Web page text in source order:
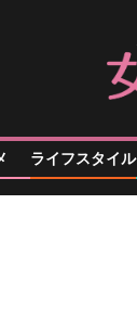
ライフスタイル